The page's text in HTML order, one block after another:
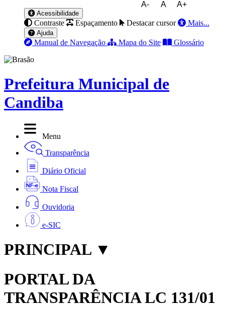
A- A A+
Acessibilidade
Contraste Espaçamento Destacar cursor Mais...
Ajuda
Manual de Navegação Mapa do Site Glossário
Prefeitura Municipal de
Candiba
Menu
Transparência
Diário Oficial
Nota Fiscal
Ouvidoria
e-SIC
PRINCIPAL ▼
PORTAL DA
TRANSPARÊNCIA LC 131/01